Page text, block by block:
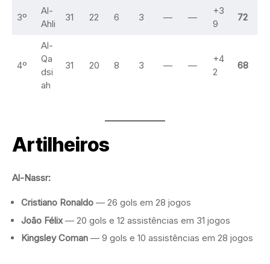
3º
Al-
Ahli
31 22 6 3 — —
+3
9
72
4º
Al-
Qa
dsi
ah
31 20 8 3 — —
+4
2
68
Artilheiros
Al-Nassr:
Cristiano Ronaldo — 26 gols em 28 jogos
João Félix— 20 gols e 12 assistências em 31 jogos
Kingsley Coman — 9 gols e 10 assistências em 28 jogos